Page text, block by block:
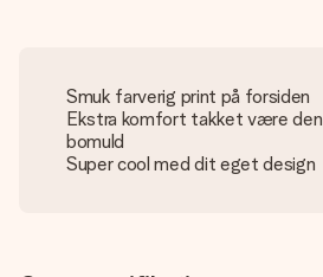
Smuk farverig print på forsiden
Ekstra komfort takket være
bomuld
Super cool med dit eget design